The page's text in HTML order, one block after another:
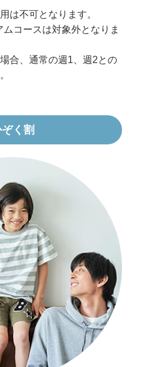
は不可となります。
コースは対象外となりま
合、通常の週1、週2との
く割